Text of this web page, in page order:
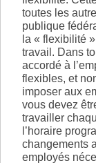
toutes les
publique
la « flexibilité
travail. Dans
accordé à
flexibles, et
imposer aux
vous devez
travailler
l’horaire
changements
employés